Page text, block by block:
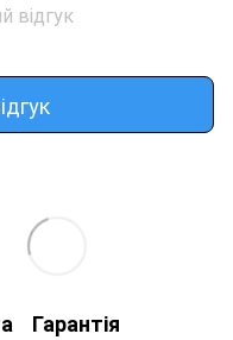
відгук
Гарантія